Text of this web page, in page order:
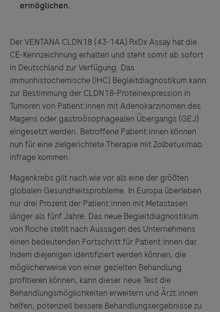
ermöglichen.
Der VENTANA CLDN18 (43-14A) RxDx Assay hat die
CE-Kennzeichnung erhalten und steht somit ab sofort
in Deutschland zur Verfügung. Das
immunhistochemische (IHC) Begleitdiagnostikum kann
zur Bestimmung der CLDN18-Proteinexpression in
Tumoren von Patient:innen mit Adenokarzinomen des
Magens oder gastroösophagealen Übergangs (GEJ)
eingesetzt werden. Betroffene Patient:innen können
nun für eine zielgerichtete Therapie mit Zolbetuximab
infrage kommen.
Magenkrebs gilt nach wie vor als eine der größten
globalen Gesundheitsprobleme. In Europa überleben
nur drei Prozent der Patient:innen mit Metastasen
länger als fünf Jahre. Das neue Begleitdiagnostikum
von Roche stellt nach Aussagen des Unternehmens
einen bedeutenden Fortschritt für Patient:innen dar.
Indem diejenigen identifiziert werden können, die
möglicherweise von einer gezielten Behandlung
profitieren können, kann dieser neue Test die
Behandlungsmöglichkeiten erweitern und Ärzt:innen
helfen, potenziell bessere Behandlungsergebnisse zu